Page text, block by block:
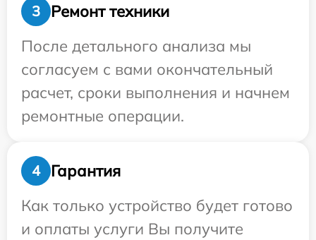
3
Ремонт техники
После детального анализа мы
согласуем с вами окончательный
расчет, сроки выполнения и начнем
ремонтные операции.
4
Гарантия
Как только устройство будет готово
и оплаты услуги Вы получите